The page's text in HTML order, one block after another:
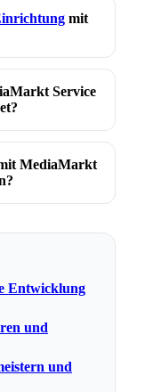
mit
Service
MediaMarkt
Entwicklung
und
und